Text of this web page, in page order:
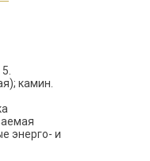
5.
камин.
энерго- и